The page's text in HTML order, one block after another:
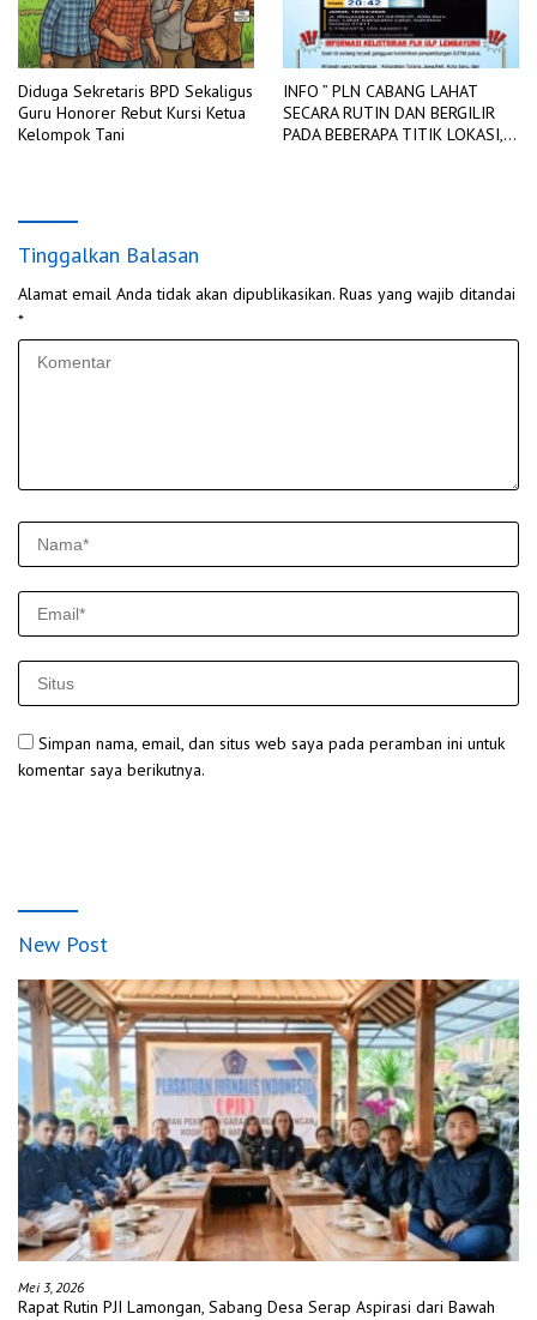
Diduga Sekretaris BPD Sekaligus
Guru Honorer Rebut Kursi Ketua
Kelompok Tani
INFO ” PLN CABANG LAHAT
SECARA RUTIN DAN BERGILIR
PADA BEBERAPA TITIK LOKASI,
Tinggalkan Balasan
Alamat email Anda tidak akan dipublikasikan. Ruas yang wajib ditandai
*
Simpan nama, email, dan situs web saya pada peramban ini untuk
komentar saya berikutnya.
New Post
Mei 3, 2026
Rapat Rutin PJI Lamongan, Sabang Desa Serap Aspirasi dari Bawah